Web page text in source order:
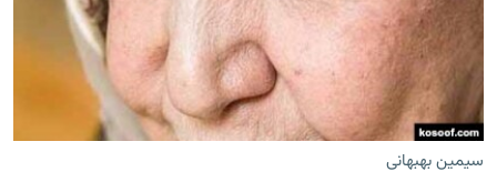
زبان‌های دیگر
سیمین بهبهانی